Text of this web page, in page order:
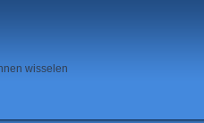
wisselen